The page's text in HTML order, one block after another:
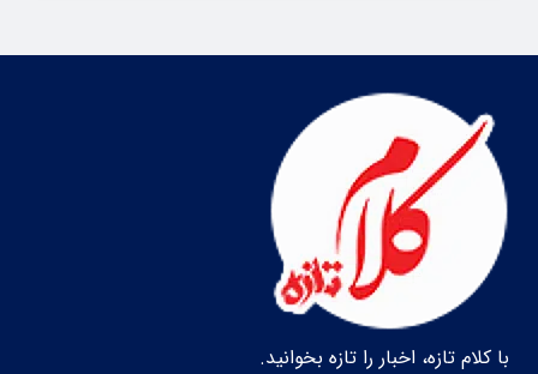
با کلام تازه، اخبار را تازه بخوانید.